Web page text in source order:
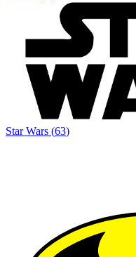
Star Wars (63)